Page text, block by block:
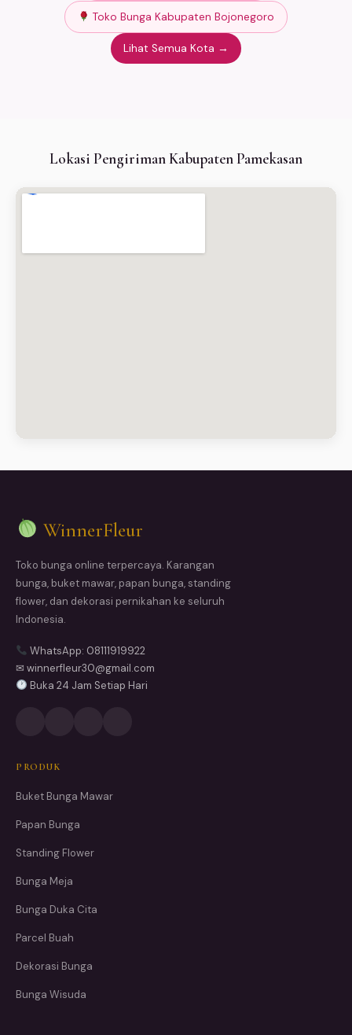
Toko Bunga Kabupaten Bojonegoro
Lihat Semua Kota →
Lokasi Pengiriman Kabupaten Pamekasan
WinnerFleur
Toko bunga online terpercaya. Karangan
bunga, buket mawar, papan bunga, standing
flower, dan dekorasi pernikahan ke seluruh
Indonesia.
WhatsApp: 08111919922
✉ winnerfleur30@gmail.com
Buka 24 Jam Setiap Hari
PRODUK
Buket Bunga Mawar
Papan Bunga
Standing Flower
Bunga Meja
Bunga Duka Cita
Parcel Buah
Dekorasi Bunga
Bunga Wisuda